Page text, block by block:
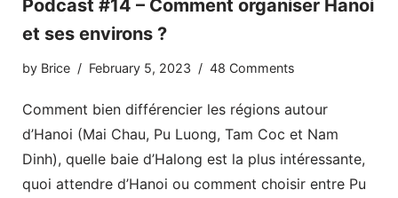
Podcast #14 – Comment organiser Hanoi
et ses environs ?
by Brice February 5, 2023 48 Comments
Comment bien différencier les régions autour
d’Hanoi (Mai Chau, Pu Luong, Tam Coc et Nam
Dinh), quelle baie d’Halong est la plus intéressante,
quoi attendre d’Hanoi ou comment choisir entre Pu